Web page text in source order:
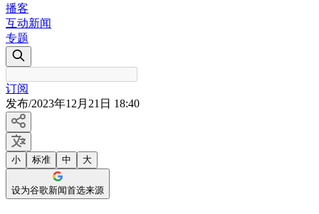
播客
互动新闻
专题
订阅
发布/2023年12月21日 18:40
小 标准 中 大
设为谷歌新闻首选来源